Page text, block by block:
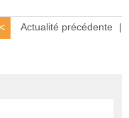
Actualité précédente |